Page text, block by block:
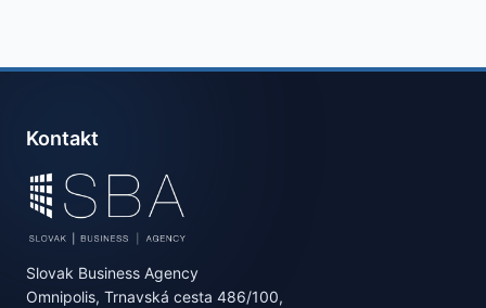
Kontakt
Slovak Business Agency
Omnipolis, Trnavská cesta 486/100,